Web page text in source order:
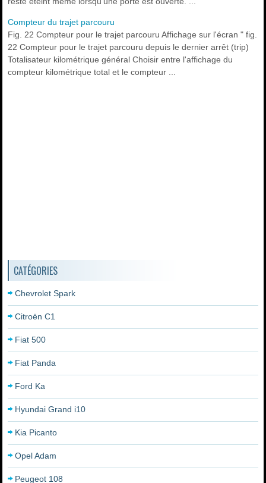
Compteur du trajet parcouru
Fig. 22 Compteur pour le trajet parcouru Affichage sur l'écran " fig.
22 Compteur pour le trajet parcouru depuis le dernier arrêt (trip)
Totalisateur kilométrique général Choisir entre l'affichage du
compteur kilométrique total et le compteur ...
CATÉGORIES
Chevrolet Spark
Citroën C1
Fiat 500
Fiat Panda
Ford Ka
Hyundai Grand i10
Kia Picanto
Opel Adam
Peugeot 108